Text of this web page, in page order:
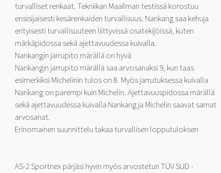
turvalliset renkaat. Tekniikan Maailman testissä korostuu
ensisijaisesti kesärenkaiden turvallisuus. Nankang saa kehuja
erityisesti turvallisuuteen liittyvissä osatekijöissä, kuten
märkäpidossa sekä ajettavuudessa kuivalla.
Nankangin jarrupito märällä on hyvä
Nankangin jarrupito märällä saa arvosanaksi 9, kun taas
esimerkiksi Michelinin tulos on 8. Myös jarrutuksessa kuivalla
Nankang on parempi kuin Michelin. Ajettavuuspidossa märällä
sekä ajettavuudessa kuivalla Nankang ja Michelin saavat samat
arvosanat.
Erinomainen suunnittelu takaa turvallisen lopputuloksen
AS-2 Sportnex pärjäsi hyvin myös arvostetun TÜV SUD -